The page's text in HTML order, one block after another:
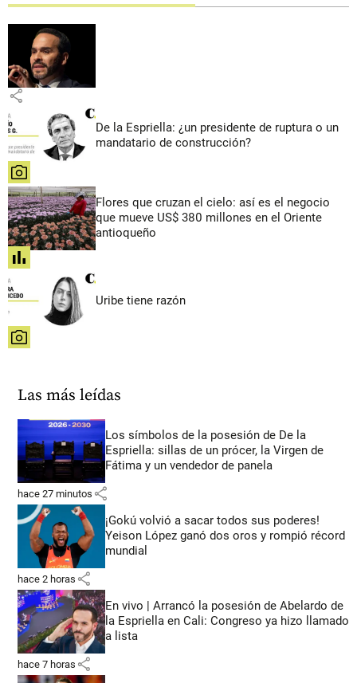
share
De la Espriella: ¿un presidente de ruptura o un
mandatario de construcción?
share
Flores que cruzan el cielo: así es el negocio
que mueve US$ 380 millones en el Oriente
antioqueño
share
Uribe tiene razón
share
Las más leídas
Los símbolos de la posesión de De la
Espriella: sillas de un prócer, la Virgen de
Fátima y un vendedor de panela
hace 27 minutos share
¡Gokú volvió a sacar todos sus poderes!
Yeison López ganó dos oros y rompió récord
mundial
hace 2 horas share
En vivo | Arrancó la posesión de Abelardo de
la Espriella en Cali: Congreso ya hizo llamado
a lista
hace 7 horas share